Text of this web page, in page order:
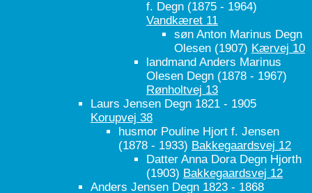
f. Degn (1875 - 1964)
Vandkæret 11
søn Anton Marinus Degn
Olesen (1907) Kærvej 10
landmand Anders Marinus
Olesen Degn (1878 - 1967)
Rønholtvej 13
Laurs Jensen Degn 1821 - 1905
Korupvej 38
husmor Pouline Hjort f. Jensen
(1878 - 1933) Bakkegaardsvej 12
Datter Anna Dora Degn Hjorth
(1903) Bakkegaardsvej 12
Anders Jensen Degn 1823 - 1868